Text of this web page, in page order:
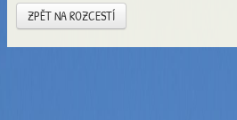
ZPĚT NA ROZCESTÍ